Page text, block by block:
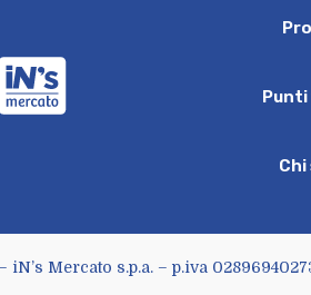
Pro
Punti
Chi
iN’s Mercato s.p.a. – p.iva